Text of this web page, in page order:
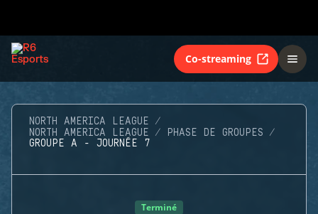
Co-streaming
NORTH AMERICA LEAGUE
NORTH AMERICA LEAGUE
PHASE DE GROUPES
GROUPE A - JOURNÉE 7
Terminé